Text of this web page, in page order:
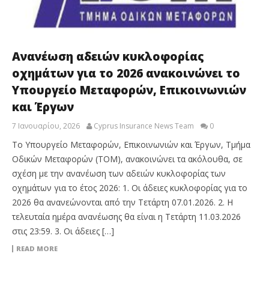
Ανανέωση αδειών κυκλοφορίας
οχημάτων για το 2026 ανακοινώνει το
Υπουργείο Μεταφορών, Επικοινωνιών
και Έργων
7 Ιανουαρίου, 2026 Cyprus Insurance News Team 0
Το Υπουργείο Μεταφορών, Επικοινωνιών και Έργων, Τμήμα
Οδικών Μεταφορών (ΤΟΜ), ανακοινώνει τα ακόλουθα, σε
σχέση με την ανανέωση των αδειών κυκλοφορίας των
οχημάτων για το έτος 2026: 1. Οι άδειες κυκλοφορίας για το
2026 θα ανανεώνονται από την Τετάρτη 07.01.2026. 2. Η
τελευταία ημέρα ανανέωσης θα είναι η Τετάρτη 11.03.2026
στις 23:59. 3. Οι άδειες […]
READ MORE